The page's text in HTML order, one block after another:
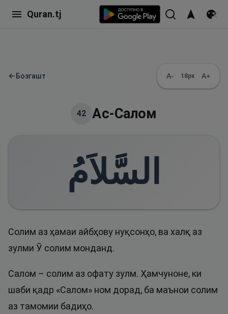
Quran.tj
←Бозгашт A- 18px A+
42 Ас-Салом
السَّلاَمُ
Солим аз ҳамаи айбҳову нуқсонҳо, ва халқ аз
зулми Ӯ солим монданд.
Салом – солим аз офату зулм. Ҳамчуноне, ки
шаби қадр «Салом» ном дорад, ба маънои солим
аз тамомии бадиҳо.